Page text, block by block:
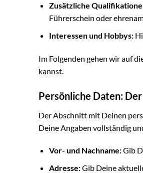
Zusätzliche
Führerschein oder
Interessen und Hobbys:
Im Folgenden gehen wir auf
kannst.
Persönliche Daten:
Der Abschnitt mit Deinen
Deine Angaben vollständig
Vor- und Nachname:Gib
Adresse:Gib Deine